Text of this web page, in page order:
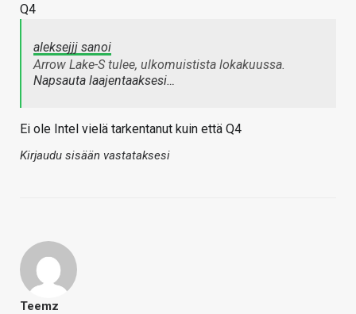
Q4
aleksejjj sanoi
Arrow Lake-S tulee, ulkomuistista lokakuussa.
Napsauta laajentaaksesi…
Ei ole Intel vielä tarkentanut kuin että Q4
Kirjaudu sisään vastataksesi
Teemz